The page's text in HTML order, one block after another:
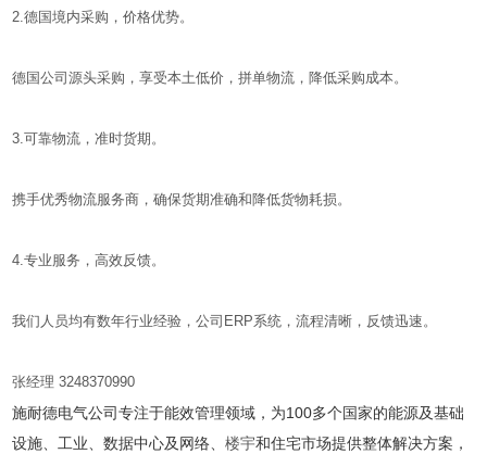
2.德国境内采购，价格优势。
德国公司源头采购，享受本土低价，拼单物流，降低采购成本。
3.可靠物流，准时货期。
携手优秀物流服务商，确保货期准确和降低货物耗损。
4.专业服务，高效反馈。
我们人员均有数年行业经验，公司ERP系统，流程清晰，反馈迅速。
张经理 3248370990
施耐德电气公司专注于能效管理领域，为100多个国家的能源及基础
设施、工业、数据中心及网络、楼宇和住宅市场提供整体解决方案，